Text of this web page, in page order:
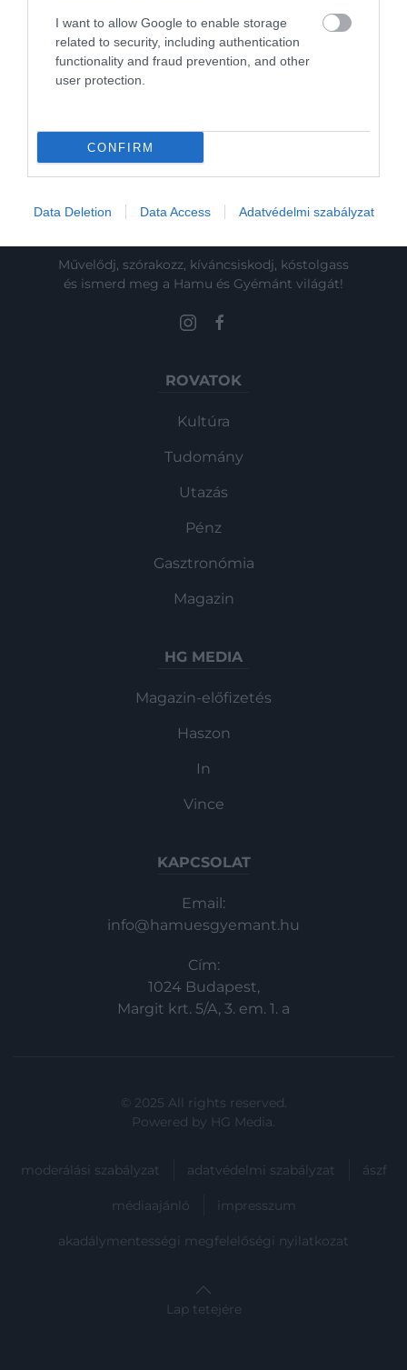
I want to allow Google to enable storage
related to security, including authentication
functionality and fraud prevention, and other
user protection.
CONFIRM
Data Deletion Data Access Adatvédelmi szabályzat
Nem a jég a hibás: ezért lesz keserű a házi
jegeskávé
2026. JÚLIUS 12. ● GASZTRONÓMIA
Különleges, de kockázatos élmény lehet
Művelődj, szórakozz, kíváncsiskodj, kóstolgass
és ismerd meg a Hamu és Gyémánt világát!
ROVATOK
Kultúra
Tudomány
Utazás
Pénz
Gasztronómia
Magazin
HG MEDIA
Magazin-előfizetés
Haszon
In
Vince
KAPCSOLAT
Email:
info@hamuesgyemant.hu
Cím:
1024 Budapest,
Margit krt. 5/A, 3. em. 1. a
© 2025 All rights reserved.
Powered by HG Media.
moderálási szabályzat adatvédelmi szabályzat ászf
médiaajánló impresszum
akadálymentességi megfelelőségi nyilatkozat
Lap tetejére